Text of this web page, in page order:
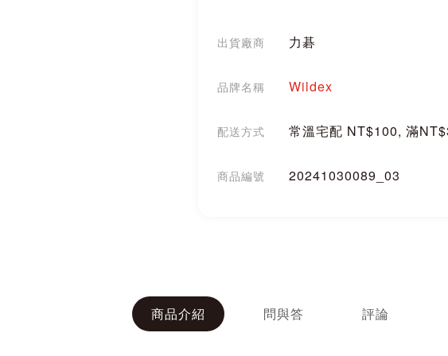
出貨廠商 力碁
品牌名稱 Wildex
配送方式 常溫宅配 NT$100, 滿
商品編號 20241030089_03
商品介紹 問與答 評論